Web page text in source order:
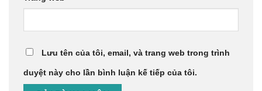
Lưu tên của tôi, email, và trang web trong trình
duyệt này cho lần bình luận kế tiếp của tôi.